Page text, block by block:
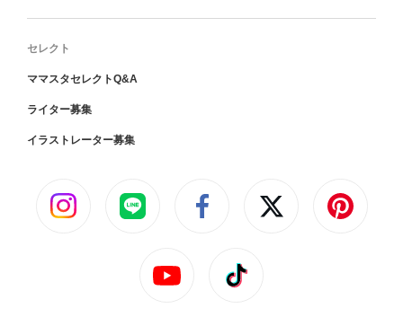
セレクト
ママスタセレクトQ&A
ライター募集
イラストレーター募集